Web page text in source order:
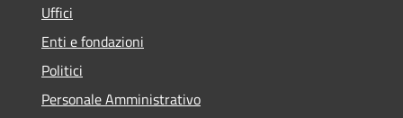
Uffici
Enti e fondazioni
Politici
Personale Amministrativo